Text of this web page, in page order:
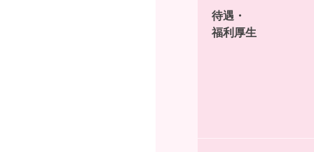
待遇・
福利厚生